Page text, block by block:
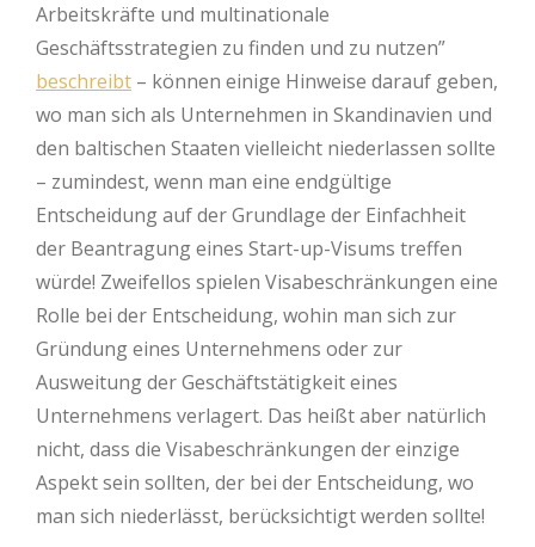
Arbeitskräfte und multinationale
Geschäftsstrategien zu finden und zu nutzen”
beschreibt – können einige Hinweise darauf geben,
wo man sich als Unternehmen in Skandinavien und
den baltischen Staaten vielleicht niederlassen sollte
– zumindest, wenn man eine endgültige
Entscheidung auf der Grundlage der Einfachheit
der Beantragung eines Start-up-Visums treffen
würde! Zweifellos spielen Visabeschränkungen eine
Rolle bei der Entscheidung, wohin man sich zur
Gründung eines Unternehmens oder zur
Ausweitung der Geschäftstätigkeit eines
Unternehmens verlagert. Das heißt aber natürlich
nicht, dass die Visabeschränkungen der einzige
Aspekt sein sollten, der bei der Entscheidung, wo
man sich niederlässt, berücksichtigt werden sollte!